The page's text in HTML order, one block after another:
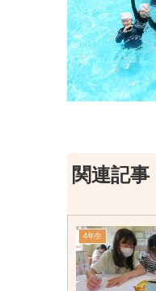
関連記事
4年生